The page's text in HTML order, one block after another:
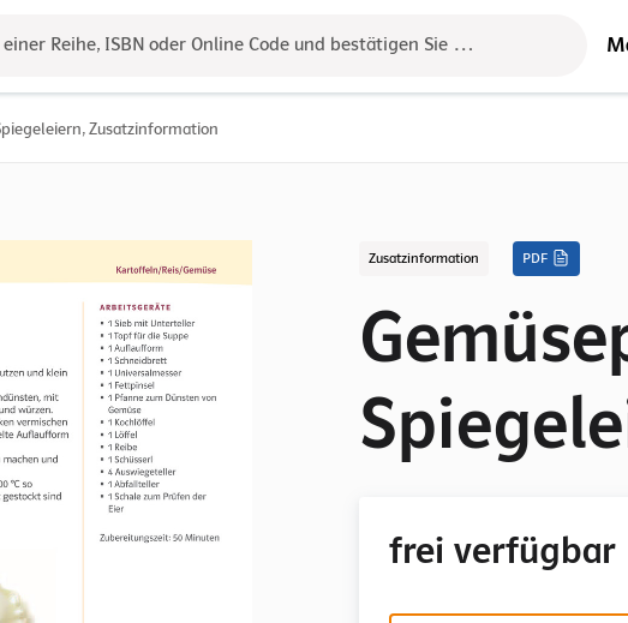
einer Reihe, ISBN oder Online Code und bestätigen Sie das Ergebnis mit der
Zusatzinformation
Zusatzinformation PDF
frei verfügbar